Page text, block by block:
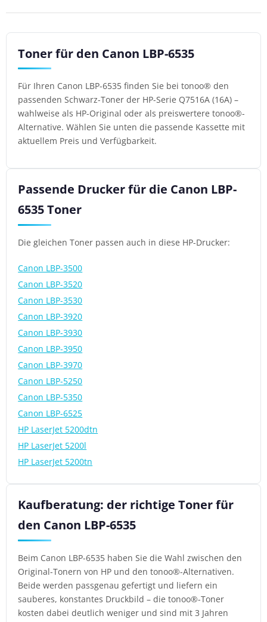
Toner für den Canon LBP-6535
Für Ihren Canon LBP-6535 finden Sie bei tonoo® den
passenden Schwarz-Toner der HP-Serie Q7516A (16A) –
wahlweise als HP-Original oder als preiswertere tonoo®-
Alternative. Wählen Sie unten die passende Kassette mit
aktuellem Preis und Verfügbarkeit.
Passende Drucker für die Canon LBP-
6535 Toner
Die gleichen Toner passen auch in diese HP-Drucker:
Canon LBP-3500
Canon LBP-3520
Canon LBP-3530
Canon LBP-3920
Canon LBP-3930
Canon LBP-3950
Canon LBP-3970
Canon LBP-5250
Canon LBP-5350
Canon LBP-6525
HP LaserJet 5200dtn
HP LaserJet 5200l
HP LaserJet 5200tn
Kaufberatung: der richtige Toner für
den Canon LBP-6535
Beim Canon LBP-6535 haben Sie die Wahl zwischen den
Original-Tonern von HP und den tonoo®-Alternativen.
Beide werden passgenau gefertigt und liefern ein
sauberes, konstantes Druckbild – die tonoo®-Toner
kosten dabei deutlich weniger und sind mit 3 Jahren